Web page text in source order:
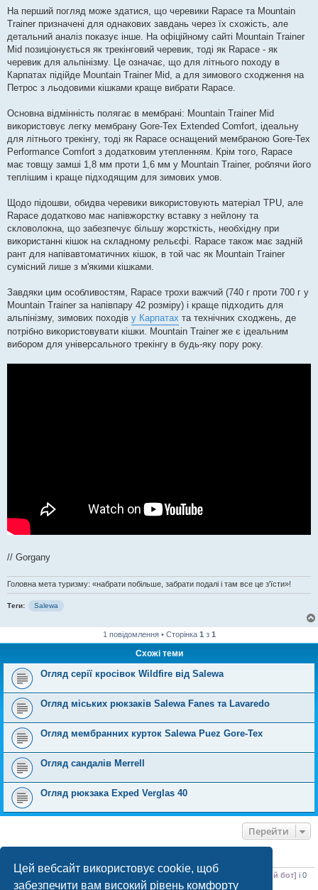
Цей вебсайт використовує cookie, щоб
забезпечити вам високий рівень комфорту
На перший погляд може здатися, що черевики Rapace та Mountain
Trainer призначені для однакових завдань через їх схожість, але
детальний аналіз показує інше. На офіційному сайті Mountain Trainer
Mid позиціонується як трекінговий черевик, тоді як Rapace - як
черевик для альпінізму. Це означає, що для літнього походу в
Карпатах підійде Mountain Trainer Mid, а для зимового сходження на
Петрос з льодовими кішками краще вибрати Rapace.
Основна відмінність полягає в мембрані: Mountain Trainer Mid
використовує легку мембрану Gore-Tex Extended Comfort, ідеальну
для літнього трекінгу, тоді як Rapace оснащений мембраною Gore-Tex
Performance Comfort з додатковим утепленням. Крім того, Rapace
має товщу замші 1,8 мм проти 1,6 мм у Mountain Trainer, роблячи його
теплішим і краще підходящим для зимових умов.
Щодо підошви, обидва черевики використовують матеріал TPU, але
Rapace додатково має напівжорстку вставку з нейлону та
скловолокна, що забезпечує більшу жорсткість, необхідну при
використанні кішок на складному рельєфі. Rapace також має задній
рант для напівавтоматичних кішок, в той час як Mountain Trainer
сумісний лише з м'якими кішками.
Завдяки цим особливостям, Rapace трохи важчий (740 г проти 700 г у
Mountain Trainer за напівпару 42 розміру) і краще підходить для
альпінізму, зимових походів у Карпатах та технічних сходжень, де
потрібно використовувати кішки. Mountain Trainer же є ідеальним
вибором для універсального трекінгу в будь-яку пору року.
// Gorgany
Головна мета туризму: «набрати побільше, забрати подалі і там все це з'їсти»!
Теги: Salewa
1 повідомлення • Сторінка 1 з 1
Схожі теми
Огляд серії кросівок Wildfire від Salewa
Огляд міських рюкзаків Salewa Fanes та Lavaredo
Огляд мембранних курток Salewa Puez Gore-Tex
Огляд сандалів Merrell
Огляд рюкзака Exped Verglas 40
Перейти
ХТО ЗАРАЗ ОНЛАЙН
Зараз переглядають цей форум:ClaudeBot [бот ШІ] ,Google [пошуковий бот] і 0
гостей